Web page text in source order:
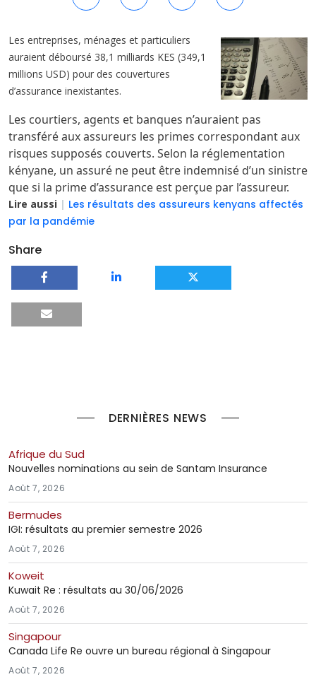
Les entreprises, ménages et particuliers
auraient déboursé 38,1 milliards KES (349,1
millions USD) pour des couvertures
d’assurance inexistantes.
Les courtiers, agents et banques n’auraient pas
transféré aux assureurs les primes correspondant aux
risques supposés couverts. Selon la réglementation
kényane, un assuré ne peut être indemnisé d’un sinistre
que si la prime d’assurance est perçue par l’assureur.
Lire aussi | Les résultats des assureurs kenyans affectés
par la pandémie
Share
DERNIÈRES NEWS
Afrique du Sud
Nouvelles nominations au sein de Santam Insurance
Août 7, 2026
Bermudes
IGI: résultats au premier semestre 2026
Août 7, 2026
Koweit
Kuwait Re : résultats au 30/06/2026
Août 7, 2026
Singapour
Canada Life Re ouvre un bureau régional à Singapour
Août 7, 2026